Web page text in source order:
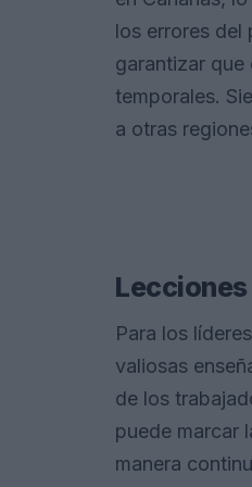
los errores del
garantizar
temporales.
a otras
Para los
valiosas
de los
puede marcar
manera